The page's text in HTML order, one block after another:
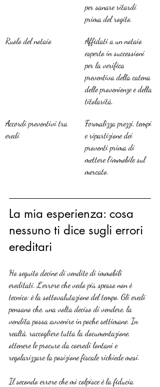
per sanare ritardi
prima del rogito.
Ruolo del notaio
Affidati a un notaio
esperto in successioni
per la verifica
preventiva della catena
delle provenienze e della
titolarità.
Accordi preventivi tra
eredi
Formalizza prezzi, tempi
e ripartizione dei
proventi prima di
mettere l’immobile sul
mercato.
La mia esperienza: cosa
nessuno ti dice sugli errori
ereditari
Ho seguito decine di vendite di immobili
ereditati. L’errore che vedo più spesso non è
tecnico: è la sottovalutazione del tempo. Gli eredi
pensano che, una volta deciso di vendere, la
vendita possa avvenire in poche settimane. In
realtà, raccogliere tutta la documentazione,
ottenere le procure da coeredi lontani e
regolarizzare la posizione fiscale richiede mesi.
Il secondo errore che mi colpisce è la fiducia